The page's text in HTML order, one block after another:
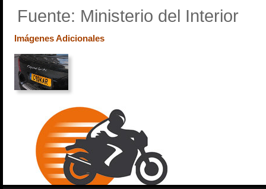
Fuente: Ministerio del Interior
Imágenes Adicionales